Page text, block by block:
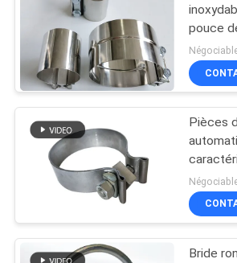
pouce
Clamp
de
Pièces
Bride